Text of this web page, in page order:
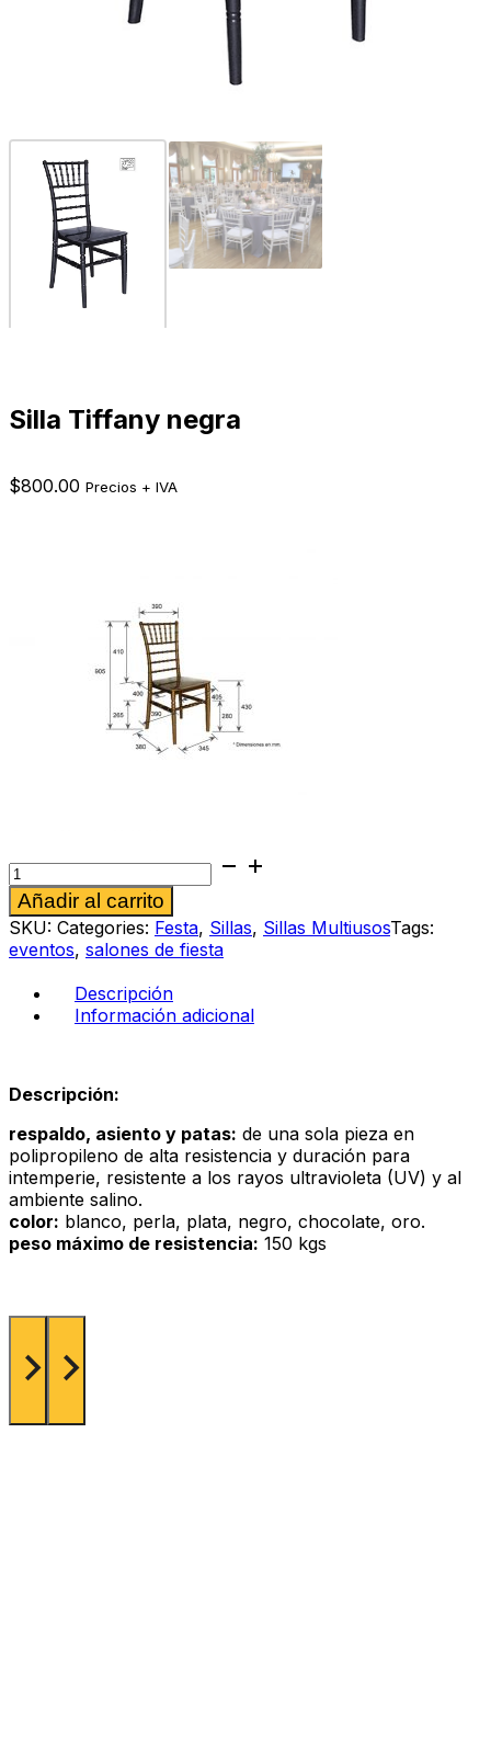
Silla Tiffany negra
$800.00 Precios + IVA
Silla
Tiffany
negra
cantidad
Añadir al carrito
SKU: Categories: Festa, Sillas, Sillas MultiusosTags:
eventos, salones de fiesta
Descripción
Información adicional
Descripción:
respaldo, asiento y patas: de una sola pieza en
polipropileno de alta resistencia y duración para
intemperie, resistente a los rayos ultravioleta (UV) y al
ambiente salino.
color: blanco, perla, plata, negro, chocolate, oro.
peso máximo de resistencia: 150 kgs